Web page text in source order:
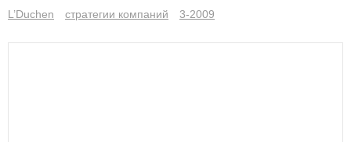
L’Duchen стратегии компаний 3-2009